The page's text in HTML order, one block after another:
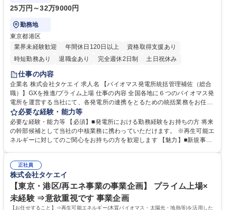
25万円～32万9000円
勤務地
東京都港区
業界未経験歓迎
年間休日120日以上
資格取得支援あり
時短勤務あり
退職金あり 完全週休2日制 土日祝休み
仕事の内容
企業名 株式会社タケエイ 求人名 【バイオマス発電所統括管理補佐（総合
職）】GXを推進/プライム上場 仕事の内容 全国各地に６つのバイオマス発
電所を運営する当社にて、各発電所の連携をとるための統括業務をお任せ
します。大多数の方が未経験スタートのため、上長が丁寧にフォローしま
す。 ■会議体の運営、参加■各発電所の連携をとるための各種データ整理
（発電量、燃料使用料等）■修繕内容の現地確認・精査・共有 ※月に2~3
回程度、東北地方に出張が発生します。（1回あたり1泊2日程度）■各発
電所運営に伴う付帯業務 募集職種 【バイオマス発電所統括管理補佐（総
合職）】GXを推進/プライム上場
必要な経験・能力等
必要な経験・能力等 【必須】■発電所における勤務経験をお持ちの方 将来
の幹部候補として当社の中核業務に携わっていただけます。 ※再生可能エ
ネルギーに対してのご関心をお持ちの方を歓迎します 【魅力】■新規事業
ことができます【当社について】「総合環境企業」を目指し、環境関連事
業や再生可能エネルギー事業にも注力しています。2021年10月より当社
とリバーHDは経営統合をし、TREホールディングス株式会社(東証プライ
ム市場上場)の完全子会社となりました。 学歴・資格 学歴：大学院 大学
高専 短大 専修学校 高校 語学力： 資格：
正社員
株式会社タケエイ
【東京・港区/再エネ事業の事業企画】 プライム上場×
未経験 ⇒意欲重視です 事業企画
【お任せすること】⇒再生可能エネルギー(木質バイオマス・太陽光・地熱等)を活用した